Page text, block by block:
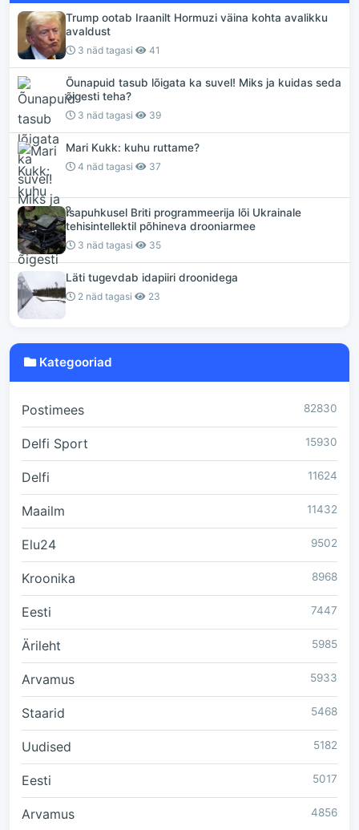
Trump ootab Iraanilt Hormuzi väina kohta avalikku
avaldust
3 näd tagasi 41
Õunapuid tasub lõigata ka suvel! Miks ja kuidas seda
õigesti teha?
3 näd tagasi 39
Mari Kukk: kuhu ruttame?
4 näd tagasi 37
Isapuhkusel Briti programmeerija lõi Ukrainale
tehisintellektil põhineva drooniarmee
3 näd tagasi 35
Läti tugevdab idapiiri droonidega
2 näd tagasi 23
Kategooriad
Postimees 82830
Delfi Sport 15930
Delfi 11624
Maailm 11432
Elu24 9502
Kroonika 8968
Eesti 7447
Ärileht 5985
Arvamus 5933
Staarid 5468
Uudised 5182
Eesti 5017
Arvamus 4856